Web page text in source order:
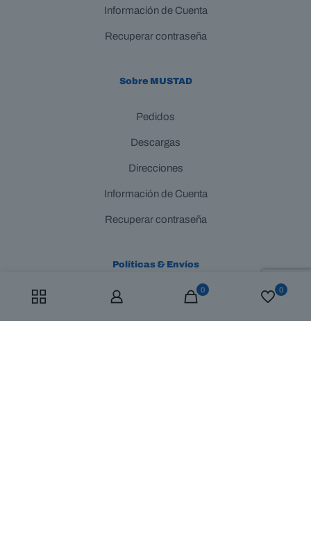
Información de Cuenta
Recuperar contraseña
Sobre MUSTAD
Pedidos
Descargas
Direcciones
Información de Cuenta
Recuperar contraseña
Políticas & Envíos
¿Cómo funcionan?
0 0